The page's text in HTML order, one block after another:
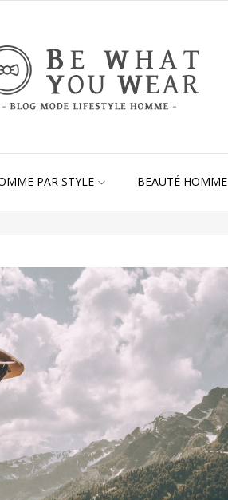
PAR STYLE BEAUTÉ HOMME